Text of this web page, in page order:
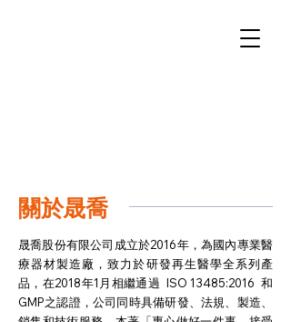
關於晟喬
晟喬股份有限公司成立於2016年，為國內專業醫
療器材製造廠，致力於研發再生醫學全系列產
品，在2018年1月相繼通過 ISO 13485:2016 和
GMP之認證，公司同時具備研發、法規、製造、